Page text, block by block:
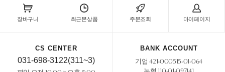
장바구니 최근본상품 주문조회 마이페이지
CS CENTER
031-698-3122(311~3)
BANK ACCOUNT
기업 421-000515-01-064